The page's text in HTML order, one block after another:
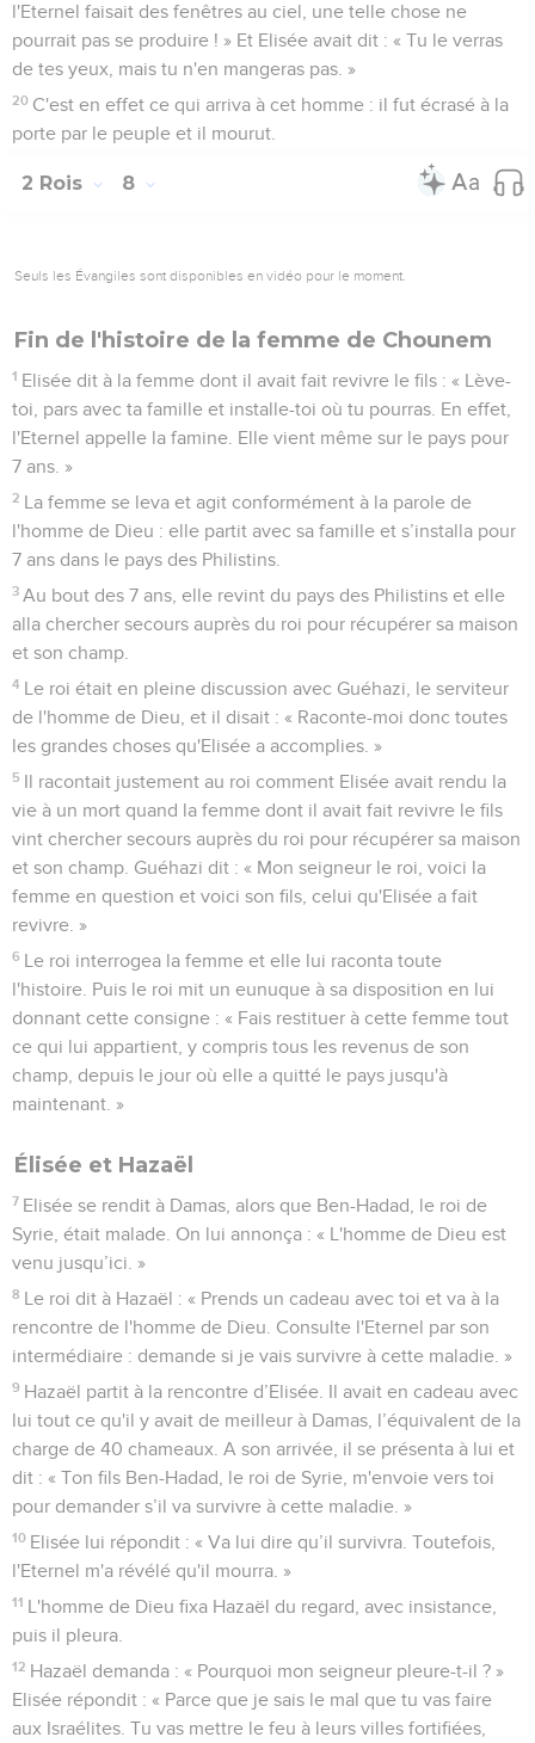
l'Eternel faisait des fenêtres au ciel, une telle chose ne
pourrait pas se produire ! » Et Elisée avait dit : « Tu le verras
de tes yeux, mais tu n'en mangeras pas. »
20 C'est en effet ce qui arriva à cet homme : il fut écrasé à la
porte par le peuple et il mourut.
2 Rois 8
Seuls les Évangiles sont disponibles en vidéo pour le moment.
Fin de l'histoire de la femme de Chounem
1 Elisée dit à la femme dont il avait fait revivre le fils : « Lève-
toi, pars avec ta famille et installe-toi où tu pourras. En effet,
l'Eternel appelle la famine. Elle vient même sur le pays pour
7 ans. »
2 La femme se leva et agit conformément à la parole de
l'homme de Dieu : elle partit avec sa famille et s’installa pour
7 ans dans le pays des Philistins.
3 Au bout des 7 ans, elle revint du pays des Philistins et elle
alla chercher secours auprès du roi pour récupérer sa maison
et son champ.
4 Le roi était en pleine discussion avec Guéhazi, le serviteur
de l'homme de Dieu, et il disait : « Raconte-moi donc toutes
les grandes choses qu'Elisée a accomplies. »
5 Il racontait justement au roi comment Elisée avait rendu la
vie à un mort quand la femme dont il avait fait revivre le fils
vint chercher secours auprès du roi pour récupérer sa maison
et son champ. Guéhazi dit : « Mon seigneur le roi, voici la
femme en question et voici son fils, celui qu'Elisée a fait
revivre. »
6 Le roi interrogea la femme et elle lui raconta toute
l'histoire. Puis le roi mit un eunuque à sa disposition en lui
donnant cette consigne : « Fais restituer à cette femme tout
ce qui lui appartient, y compris tous les revenus de son
champ, depuis le jour où elle a quitté le pays jusqu'à
maintenant. »
Élisée et Hazaël
7 Elisée se rendit à Damas, alors que Ben-Hadad, le roi de
Syrie, était malade. On lui annonça : « L'homme de Dieu est
venu jusqu’ici. »
8 Le roi dit à Hazaël : « Prends un cadeau avec toi et va à la
rencontre de l'homme de Dieu. Consulte l'Eternel par son
intermédiaire : demande si je vais survivre à cette maladie. »
9 Hazaël partit à la rencontre d’Elisée. Il avait en cadeau avec
lui tout ce qu'il y avait de meilleur à Damas, l’équivalent de la
charge de 40 chameaux. A son arrivée, il se présenta à lui et
dit : « Ton fils Ben-Hadad, le roi de Syrie, m'envoie vers toi
pour demander s’il va survivre à cette maladie. »
10 Elisée lui répondit : « Va lui dire qu’il survivra. Toutefois,
l'Eternel m'a révélé qu'il mourra. »
11 L'homme de Dieu fixa Hazaël du regard, avec insistance,
puis il pleura.
12 Hazaël demanda : « Pourquoi mon seigneur pleure-t-il ? »
Elisée répondit : « Parce que je sais le mal que tu vas faire
aux Israélites. Tu vas mettre le feu à leurs villes fortifiées,